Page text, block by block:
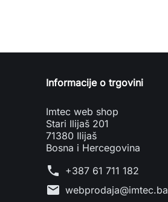
Informacije o trgovini
Imtec web shop
Stari Ilijaš 201
71380 Ilijaš
Bosna i Hercegovina
phone +387 61 711 182
mail webprodaja@imtec.ba